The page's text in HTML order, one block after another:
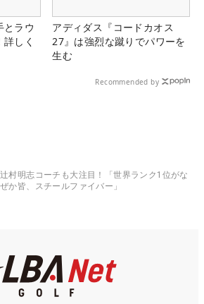
とラウ
しく
アディダス『コードカオス
27』は強烈な蹴りでパワーを
生む
Recommended by
辻村明志コーチも大注目！「世界ランク1位がな
ぜか皆、スチールファイバー」